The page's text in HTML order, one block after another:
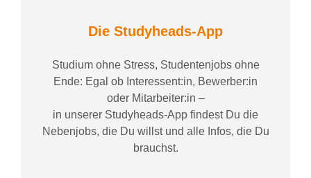
Die Studyheads-App
Studium ohne Stress, Studentenjobs ohne
Ende: Egal ob Interessent:in, Bewerber:in
oder Mitarbeiter:in –
in unserer Studyheads-App findest Du die
Nebenjobs, die Du willst und alle Infos, die Du
brauchst.